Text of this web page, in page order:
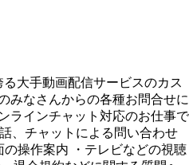
大手動画配信サービスのカス
みなさんからの各種お問合せに
ラインチャット対応のお仕事で
、チャットによる問い合わせ
操作案内 ・テレビなどの視聴